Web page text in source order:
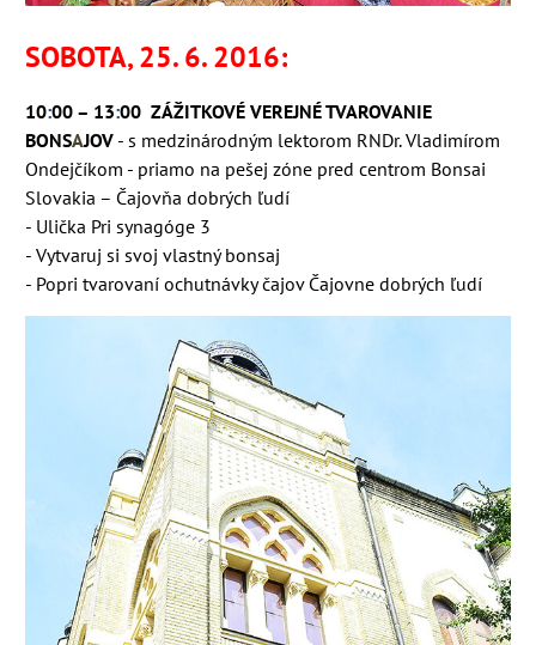
SOBOTA, 25. 6. 2016:
10:00 – 13:00 ZÁŽITKOVÉ VEREJNÉ TVAROVANIE
BONSAJOV - s medzinárodným lektorom RNDr. Vladimírom
Ondejčíkom - priamo na pešej zóne pred centrom Bonsai
Slovakia – Čajovňa dobrých ľudí
- Ulička Pri synagóge 3
- Vytvaruj si svoj vlastný bonsaj
- Popri tvarovaní ochutnávky čajov Čajovne dobrých ľudí